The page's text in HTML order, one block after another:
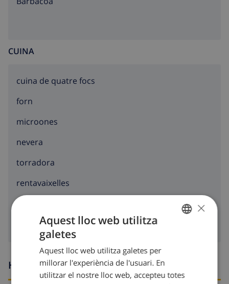
CUINA
cuina de quatre focs
forn
microones
nevera
torradora
rentavaixelles
Hores d’arribada i sortida
DUTCH
×
Aquest lloc web utilitza
galetes
Aquest lloc web utilitza galetes per
millorar l'experiència de l'usuari. En
utilitzar el nostre lloc web, accepteu totes